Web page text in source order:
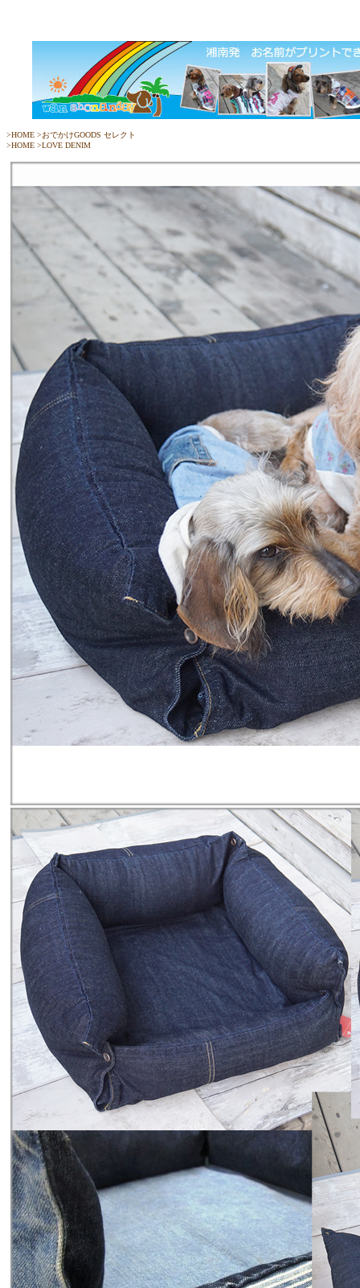
>HOME >おでかけGOODS セレクト
>HOME >LOVE DENIM